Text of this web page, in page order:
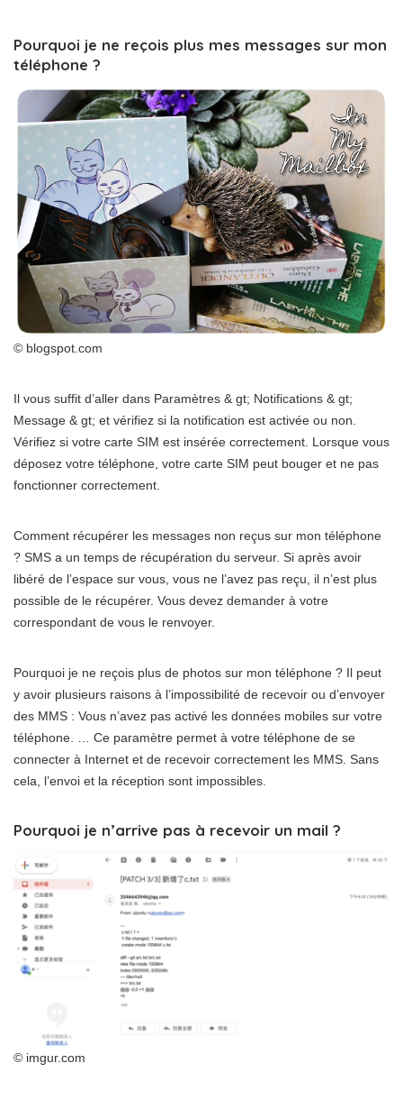
Pourquoi je ne reçois plus mes messages sur mon
téléphone ?
© blogspot.com
Il vous suffit d’aller dans Paramètres & gt; Notifications & gt;
Message & gt; et vérifiez si la notification est activée ou non.
Vérifiez si votre carte SIM est insérée correctement. Lorsque vous
déposez votre téléphone, votre carte SIM peut bouger et ne pas
fonctionner correctement.
Comment récupérer les messages non reçus sur mon téléphone
? SMS a un temps de récupération du serveur. Si après avoir
libéré de l’espace sur vous, vous ne l’avez pas reçu, il n’est plus
possible de le récupérer. Vous devez demander à votre
correspondant de vous le renvoyer.
Pourquoi je ne reçois plus de photos sur mon téléphone ? Il peut
y avoir plusieurs raisons à l’impossibilité de recevoir ou d’envoyer
des MMS : Vous n’avez pas activé les données mobiles sur votre
téléphone. … Ce paramètre permet à votre téléphone de se
connecter à Internet et de recevoir correctement les MMS. Sans
cela, l’envoi et la réception sont impossibles.
Pourquoi je n’arrive pas à recevoir un mail ?
© imgur.com